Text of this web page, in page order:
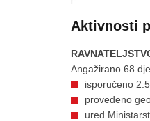
Aktivnosti
Angažirano 68
isporučeno
provedeno
ured